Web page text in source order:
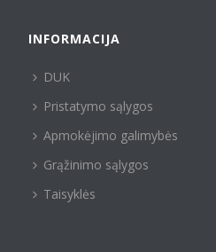
INFORMACIJA
DUK
Pristatymo sąlygos
Apmokėjimo galimybės
Grąžinimo sąlygos
Taisyklės